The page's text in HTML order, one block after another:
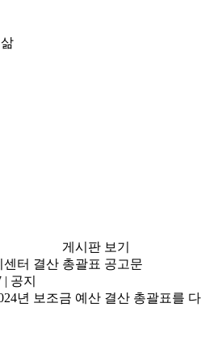
게시판 보기
터 결산 총괄표 공고문
공지
년 보조금 예산 결산 총괄표를